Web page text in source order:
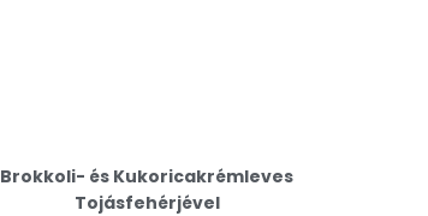
Brokkoli- és Kukoricakrémleves
Tojásfehérjével